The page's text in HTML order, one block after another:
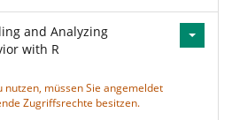
and Analyzing
with R
nutzen, müssen Sie angemeldet
Zugriffsrechte besitzen.